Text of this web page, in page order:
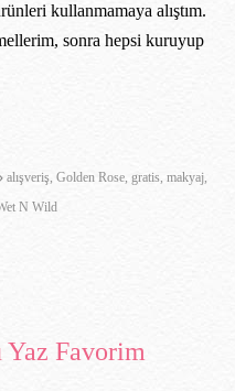
kullanmamaya alıştım.
sonra hepsi kuruyup
alışveriş, Golden Rose, gratis, makyaj,
N Wild
Yaz Favorim